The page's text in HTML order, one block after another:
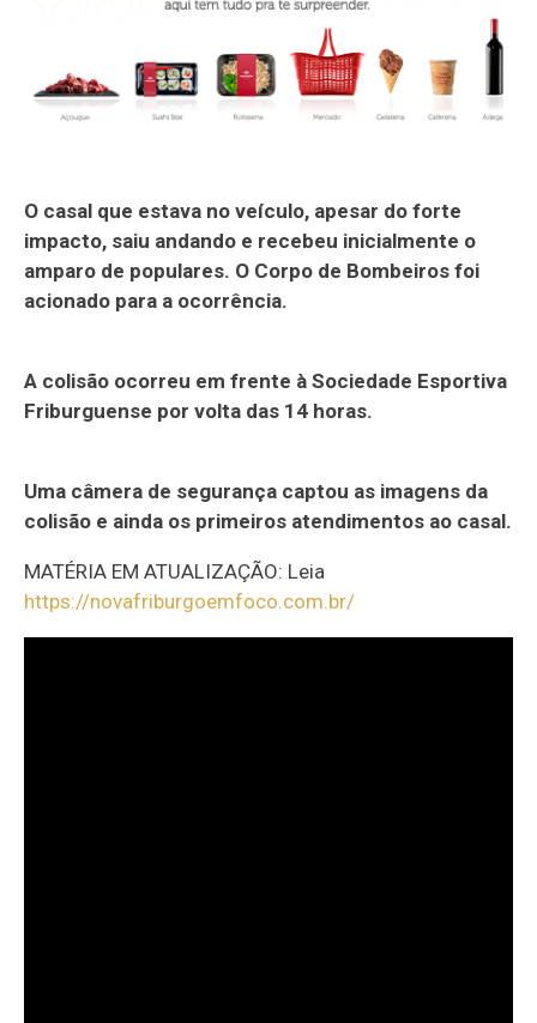
O casal que estava no veículo, apesar do forte
impacto, saiu andando e recebeu inicialmente o
amparo de populares. O Corpo de Bombeiros foi
acionado para a ocorrência.
A colisão ocorreu em frente à Sociedade Esportiva
Friburguense por volta das 14 horas.
Uma câmera de segurança captou as imagens da
colisão e ainda os primeiros atendimentos ao casal.
MATÉRIA EM ATUALIZAÇÃO: Leia
https://novafriburgoemfoco.com.br/